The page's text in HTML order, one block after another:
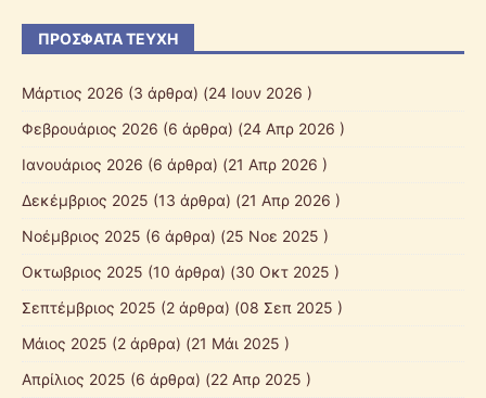
ΠΡΌΣΦΑΤΑ ΤΕΎΧΗ
Μάρτιος 2026 (3 άρθρα) (24 Ιουν 2026 )
Φεβρουάριος 2026 (6 άρθρα) (24 Απρ 2026 )
Ιανουάριος 2026 (6 άρθρα) (21 Απρ 2026 )
Δεκέμβριος 2025 (13 άρθρα) (21 Απρ 2026 )
Νοέμβριος 2025 (6 άρθρα) (25 Νοε 2025 )
Οκτωβριος 2025 (10 άρθρα) (30 Οκτ 2025 )
Σεπτέμβριος 2025 (2 άρθρα) (08 Σεπ 2025 )
Mάιος 2025 (2 άρθρα) (21 Μάι 2025 )
Απρίλιος 2025 (6 άρθρα) (22 Απρ 2025 )